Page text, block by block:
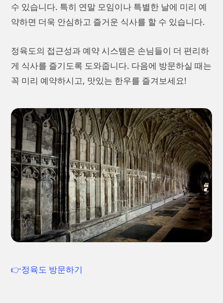
수 있습니다. 특히 연말 모임이나 특별한 날에 미리 예
약하면 더욱 안심하고 즐거운 식사를 할 수 있습니다.
정육도의 접근성과 예약 시스템은 손님들이 더 편리하
게 식사를 즐기도록 도와줍니다. 다음에 방문하실 때는
꼭 미리 예약하시고, 맛있는 한우를 즐겨보세요!
👉정육도 방문하기